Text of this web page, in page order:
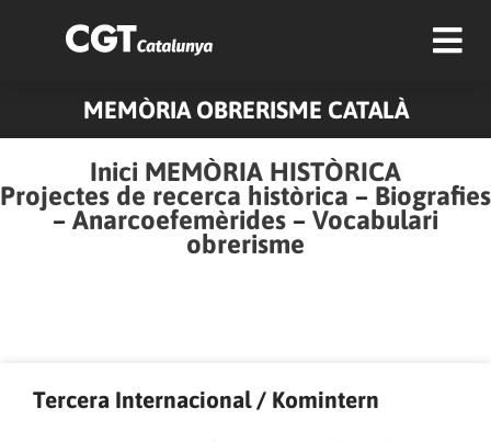
MEMÒRIA OBRERISME CATALÀ
Inici MEMÒRIA HISTÒRICA
Projectes de recerca històrica – Biografies
– Anarcoefemèrides – Vocabulari
obrerisme
Tercera Internacional / Komintern